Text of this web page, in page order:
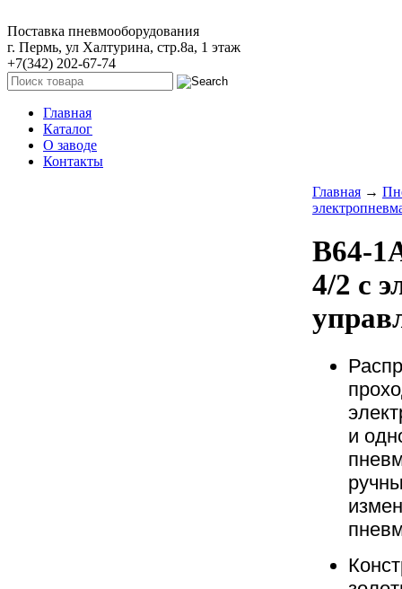
Поставка пневмооборудования
г. Пермь, ул Халтурина, стр.8а, 1 этаж
+7(342) 202-67-74
Главная
Каталог
О заводе
Контакты
Главная →
В64-
4/2 с
и